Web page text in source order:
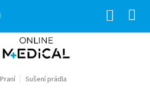
Praní Sušení prádla